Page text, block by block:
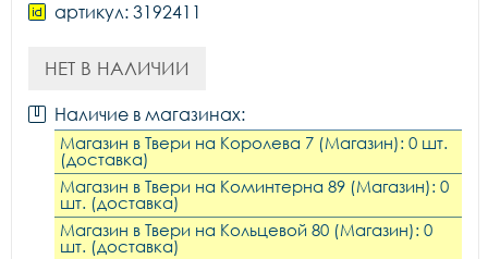
артикул: 3192411
НЕТ В НАЛИЧИИ
Наличие в магазинах:
Магазин в Твери на Королева 7 (Магазин): 0 шт.
(доставка)
Магазин в Твери на Коминтерна 89 (Магазин): 0
шт. (доставка)
Магазин в Твери на Кольцевой 80 (Магазин): 0
шт. (доставка)